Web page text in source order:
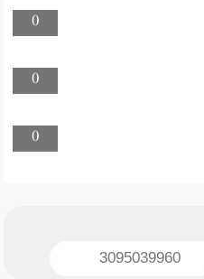
0
0
0
3095039960